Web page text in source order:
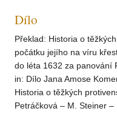
Dílo
Překlad: Historia o
počátku jejího na víru
do léta 1632 za panování
in: Dílo Jana Amose
Historia o těžkých
Petráčková – M. Steiner